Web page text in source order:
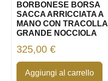
BORBONESE BORSA
SACCA ARRICCIATA A
MANO CON TRACOLLA
GRANDE NOCCIOLA
325,00€
Aggiungi al carrello